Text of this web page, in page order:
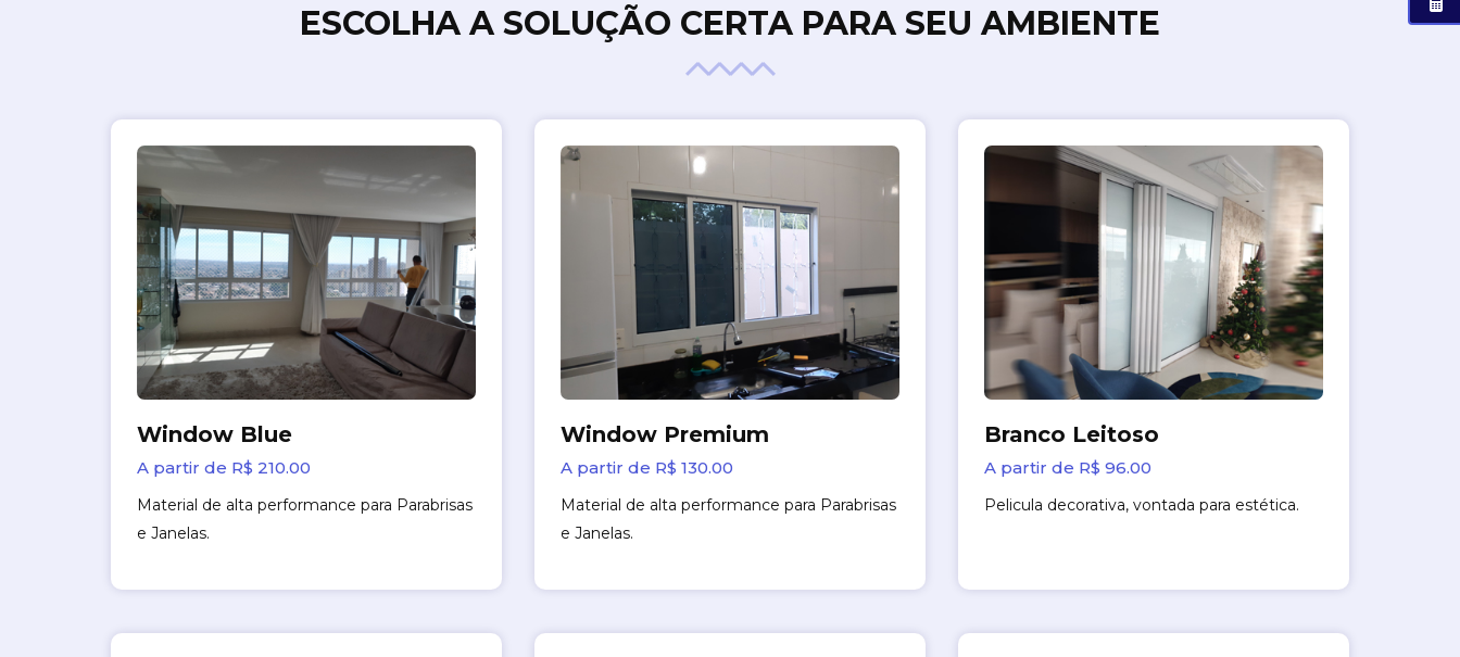
ESCOLHA A SOLUÇÃO CERTA PARA SEU AMBIENTE
Window Blue
A partir de R$ 210.00
Material de alta performance para Parabrisas
e Janelas.
Window Premium
A partir de R$ 130.00
Material de alta performance para Parabrisas
e Janelas.
Branco Leitoso
A partir de R$ 96.00
Pelicula decorativa, vontada para estética.